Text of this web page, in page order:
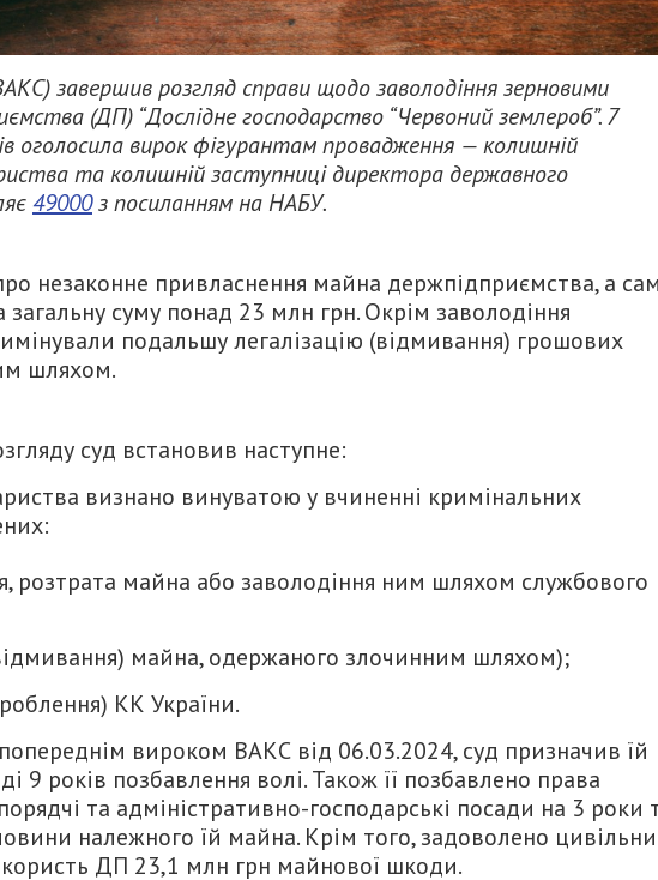
завершив розгляд справи щодо заволодіння зерновими
(ДП) “Дослідне господарство “Червоний землероб”. 7
оголосила вирок фігурантам провадження — колишній
та колишній заступниці директора державного
49000з посиланням на НАБУ.
незаконне привласнення майна держпідприємства, а
суму понад 23 млн грн. Окрім заволодіння
подальшу легалізацію (відмивання) грошових
шляхом.
суд встановив наступне:
визнано винуватою у вчиненні кримінальних
розтрата майна або заволодіння ним шляхом службового
майна, одержаного злочинним шляхом);
КК України.
вироком ВАКС від 06.03.2024, суд призначив їй
9 років позбавлення волі. Також її позбавлено права
та адміністративно-господарські посади на 3 роки
належного їй майна. Крім того, задоволено
користь ДП 23,1 млн грн майнової шкоди.